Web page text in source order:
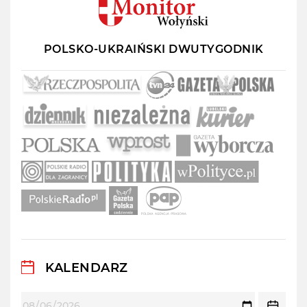
POLSKO-UKRAIŃSKI DWUTYGODNIK
KALENDARZ